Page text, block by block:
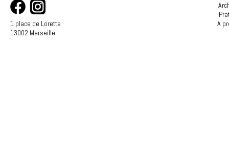
1 place de Lorette
13002 Marseille
A